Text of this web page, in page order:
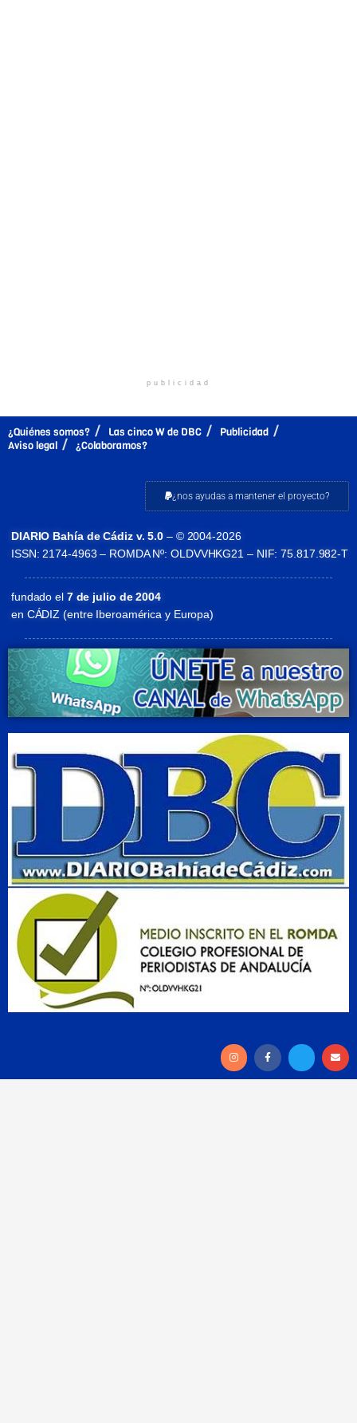
publicidad
¿Quiénes somos? Las cinco W de DBC
Publicidad
Aviso legal
¿Colaboramos?
¿nos ayudas a mantener el proyecto?
DIARIO Bahía de Cádiz v. 5.0 – © 2004-2026
ISSN: 2174-4963 – ROMDA Nº: OLDVVHKG21 – NIF: 75.817.982-T
fundado el7 de julio de 2004
en CÁDIZ (entre Iberoamérica y Europa)